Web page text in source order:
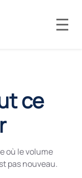
☰
ce
où le volume
pas nouveau.